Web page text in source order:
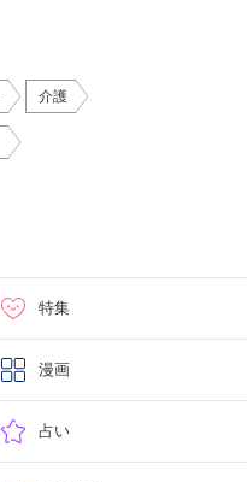
介護
特集
漫画
占い